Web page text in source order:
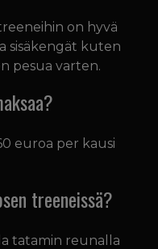
on hyvä
sisäkengät kuten
pesua varten.
euroa per kausi
treeneissä?
tatamin reunalla